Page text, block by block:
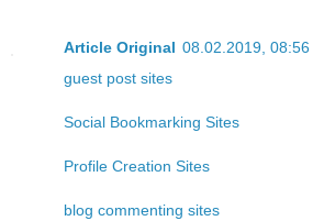
Article Original 08.02.2019, 08:56
guest post sites
Social Bookmarking Sites
Profile Creation Sites
blog commenting sites